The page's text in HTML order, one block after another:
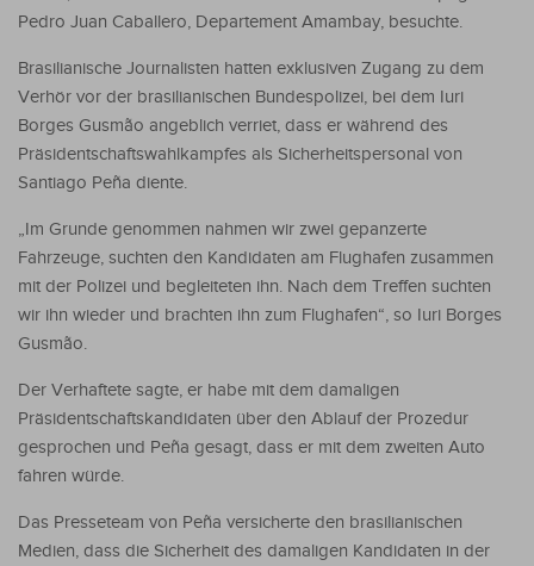
Pedro Juan Caballero, Departement Amambay, besuchte.
Brasilianische Journalisten hatten exklusiven Zugang zu dem
Verhör vor der brasilianischen Bundespolizei, bei dem Iuri
Borges Gusmão angeblich verriet, dass er während des
Präsidentschaftswahlkampfes als Sicherheitspersonal von
Santiago Peña diente.
„Im Grunde genommen nahmen wir zwei gepanzerte
Fahrzeuge, suchten den Kandidaten am Flughafen zusammen
mit der Polizei und begleiteten ihn. Nach dem Treffen suchten
wir ihn wieder und brachten ihn zum Flughafen“, so Iuri Borges
Gusmão.
Der Verhaftete sagte, er habe mit dem damaligen
Präsidentschaftskandidaten über den Ablauf der Prozedur
gesprochen und Peña gesagt, dass er mit dem zweiten Auto
fahren würde.
Das Presseteam von Peña versicherte den brasilianischen
Medien, dass die Sicherheit des damaligen Kandidaten in der